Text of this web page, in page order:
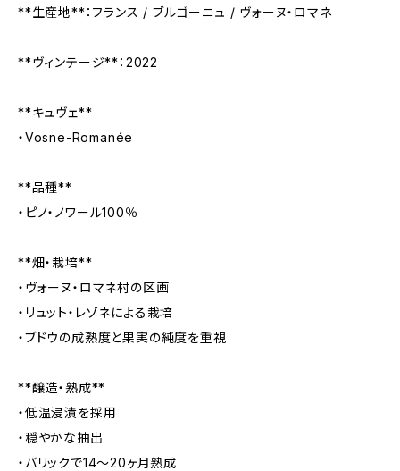
**生産地**：フランス / ブルゴーニュ / ヴォーヌ・ロマネ
**ヴィンテージ**：2022
**キュヴェ**
・Vosne-Romanée
**品種**
・ピノ・ノワール100％
**畑・栽培**
・ヴォーヌ・ロマネ村の区画
・リュット・レゾネによる栽培
・ブドウの成熟度と果実の純度を重視
**醸造・熟成**
・低温浸漬を採用
・穏やかな抽出
・バリックで14〜20ヶ月熟成